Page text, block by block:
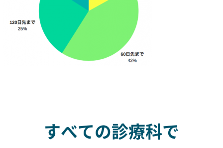
すべての診療科で